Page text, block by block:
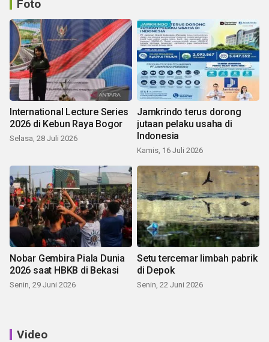
Foto
International Lecture Series
2026 di Kebun Raya Bogor
Selasa, 28 Juli 2026
Jamkrindo terus dorong
jutaan pelaku usaha di
Indonesia
Kamis, 16 Juli 2026
Nobar Gembira Piala Dunia
2026 saat HBKB di Bekasi
Senin, 29 Juni 2026
Setu tercemar limbah pabrik
di Depok
Senin, 22 Juni 2026
Video